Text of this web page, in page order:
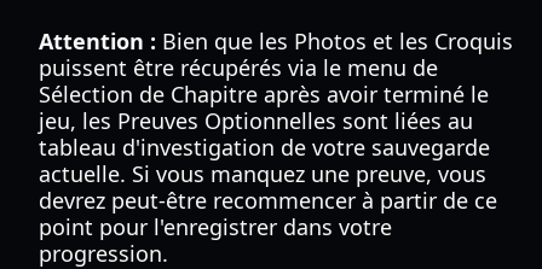
Attention : Bien que les Photos et les Croquis
puissent être récupérés via le menu de
Sélection de Chapitre après avoir terminé le
jeu, les Preuves Optionnelles sont liées au
tableau d'investigation de votre sauvegarde
actuelle. Si vous manquez une preuve, vous
devrez peut-être recommencer à partir de ce
point pour l'enregistrer dans votre
progression.